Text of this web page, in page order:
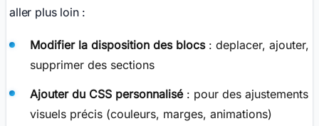
aller plus loin :
Modifier la disposition des blocs: deplacer, ajouter,
supprimer des sections
Ajouter du CSS personnalisé: pour des ajustements
visuels précis (couleurs, marges, animations)